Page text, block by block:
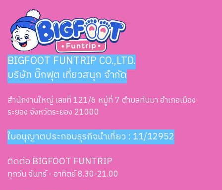
BIGFOOT FUNTRIP CO.,LTD.
บริษัท บิ๊กฟุต เที่ยวสนุก จำกัด
สำนักงานใหญ่ เลขที่ 121/6 หมู่ที่ 7 ตำบลทับมา อำเภอเมือง
ระยอง จังหวัดระยอง 21000
ใบอนุญาตประกอบธุรกิจนำเที่ยว : 11/12952
ติดต่อ BIGFOOT FUNTRIP
ทุกวัน จันทร์ - อาทิตย์ 8.30-21.00